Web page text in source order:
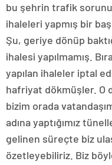
bu şehrin trafik
ihaleleri yapmış bir
Şu, geriye dönüp
ihalesi yapılmamış.
yapılan ihaleler iptal
hafriyat dökmüşler. O
bizim orada
adına yaptığımız
gelinen süreçte biz
özetleyebiliriz. Biz